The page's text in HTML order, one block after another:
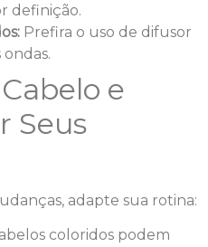
definição.
Prefira o uso de difusor
e
Seus
adapte sua rotina:
coloridos podem